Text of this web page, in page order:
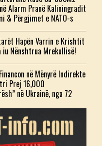
Alarm Pranë Kaliningradit
& Përgjimet e NATO-s
Hapën Varrin e Krishtit
iu Nënshtrua Mrekullisë!
në Mënyrë Indirekte
Prej 16,000
në Ukrainë, nga 72